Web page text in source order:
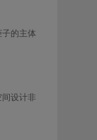
的主体
设计非